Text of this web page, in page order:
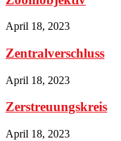
April 18, 2023
Zentralverschluss
April 18, 2023
Zerstreuungskreis
April 18, 2023